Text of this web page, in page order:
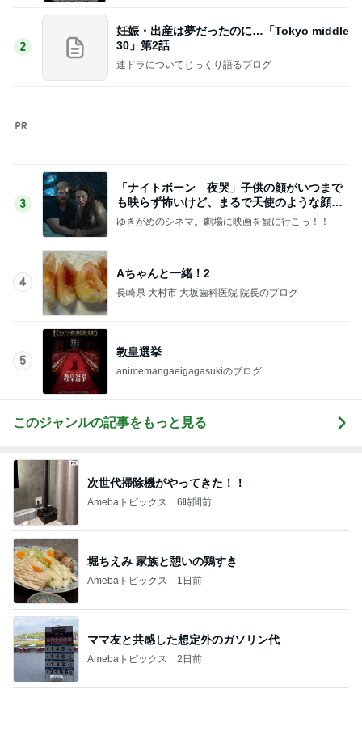
2
妊娠・出産は夢だったのに…「Tokyo middle
30」第2話
連ドラについてじっくり語るブログ
3
「ナイトボーン 夜哭」子供の顔がいつまで
も映らず怖いけど、まるで天使のような顔の
赤ちゃんでした。
ゆきがめのシネマ。劇場に映画を観に行こっ！！
4
Aちゃんと一緒！2
長崎県 大村市 大坂歯科医院 院長のブログ
5
教皇選挙
animemangaeigagasukiのブログ
このジャンルの記事をもっと見る
次世代掃除機がやってきた！！
Amebaトピックス 6時間前
堀ちえみ 家族と憩いの鶏すき
Amebaトピックス 1日前
ママ友と共感した想定外のガソリン代
Amebaトピックス 2日前